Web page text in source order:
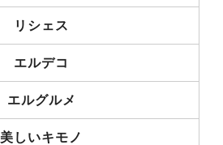
リシェス
エルデコ
エルグルメ
美しいキモノ